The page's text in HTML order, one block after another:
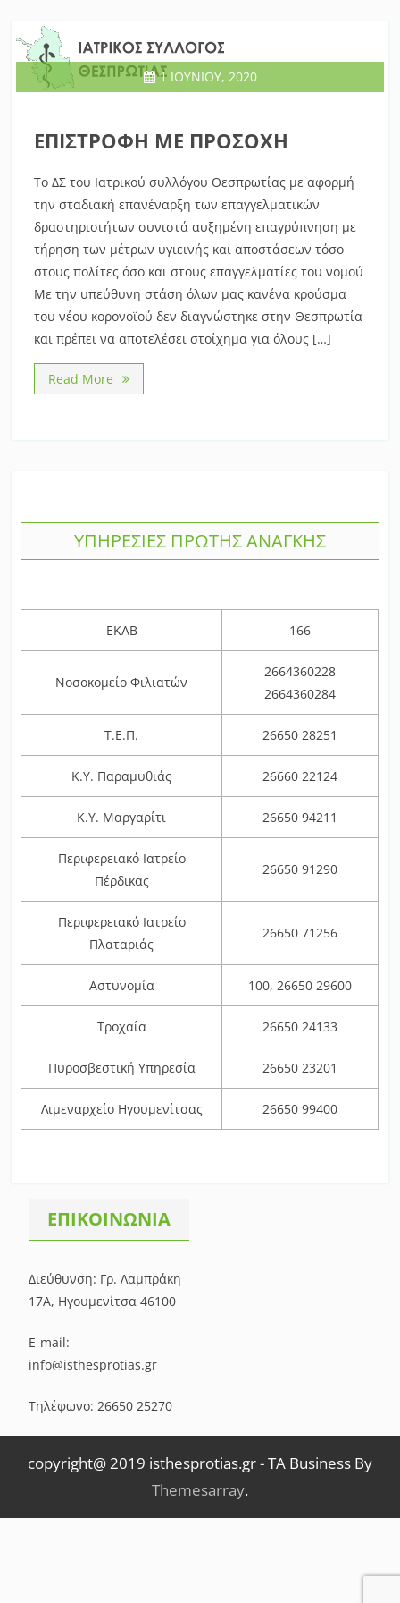
1 ΙΟΥΝΊΟΥ, 2020
ΕΠΙΣΤΡΟΦΗ ΜΕ ΠΡΟΣΟΧΗ
Το ΔΣ του Ιατρικού συλλόγου Θεσπρωτίας με αφορμή
την σταδιακή επανέναρξη των επαγγελματικών
δραστηριοτήτων συνιστά αυξημένη επαγρύπνηση με
τήρηση των μέτρων υγιεινής και αποστάσεων τόσο
στους πολίτες όσο και στους επαγγελματίες του νομού
Με την υπεύθυνη στάση όλων μας κανένα κρούσμα
του νέου κορονοϊού δεν διαγνώστηκε στην Θεσπρωτία
και πρέπει να αποτελέσει στοίχημα για όλους […]
Read More
ΥΠΗΡΕΣΙΕΣ ΠΡΩΤΗΣ ΑΝΑΓΚΗΣ
ΕΚΑΒ 166
Νοσοκομείο Φιλιατών
2664360228
2664360284
Τ.Ε.Π. 26650 28251
Κ.Υ. Παραμυθιάς 26660 22124
Κ.Υ. Μαργαρίτι 26650 94211
Περιφερειακό Ιατρείο
Πέρδικας
26650 91290
Περιφερειακό Ιατρείο
Πλαταριάς
26650 71256
Αστυνομία 100, 26650 29600
Τροχαία 26650 24133
Πυροσβεστική Υπηρεσία 26650 23201
Λιμεναρχείο Ηγουμενίτσας 26650 99400
ΕΠΙΚΟΙΝΩΝΙΑ
Διεύθυνση: Γρ. Λαμπράκη
17Α, Ηγουμενίτσα 46100
E-mail:
info@isthesprotias.gr
Τηλέφωνο: 26650 25270
copyright@ 2019 isthesprotias.gr-TA Business By
Themesarray.